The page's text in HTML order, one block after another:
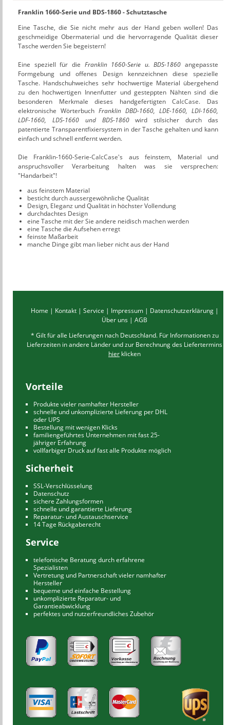
Franklin 1660-Serie und BDS-1860 - Schutztasche
Eine Tasche, die Sie nicht mehr aus der Hand geben wollen! Das
geschmeidige Obermaterial und die hervorragende Qualität dieser
Tasche werden Sie begeistern!
Eine speziell für die Franklin 1660-Serie u. BDS-1860 angepasste
Formgebung und offenes Design kennzeichnen diese spezielle
Tasche. Handschuhweiches sehr hochwertige Material übergehend
zu den hochwertigen Innenfutter und gesteppten Nähten sind die
besonderen Merkmale dieses handgefertigtenCalcCase. Das
elektronische Wörterbuch Franklin DBD-1660, LDE-1660, LDI-1660,
LDF-1660, LDS-1660 und BDS-1860wird stilsicher durch das
patentierte Transparentfixiersystem in der Tasche gehalten und kann
einfach und schnell entfernt werden.
Die Franklin-1660-Serie-CalcCase's aus feinstem, Material und
anspruchsvoller Verarbeitung halten was sie versprechen:
"Handarbeit"!
aus feinstem Material
besticht durch aussergewöhnliche Qualität
Design, Eleganz und Qualität in höchster Vollendung
durchdachtes Design
eine Tasche mit der Sie andere neidisch machen werden
eine Tasche die Aufsehen erregt
feinste Maßarbeit
manche Dinge gibt man lieber nicht aus der Hand
Home | Kontakt| Service | Impressum| Datenschutzerklärung|
Über uns | AGB
* Gilt für alle Lieferungen nach Deutschland. Für Informationen zu
Lieferzeiten in andere Länder und zur Berechnung des Liefertermins
hier klicken
Vorteile
Produkte vieler namhafter Hersteller
schnelle und unkomplizierte Lieferung per DHL
oder UPS
Bestellung mit wenigen Klicks
familiengeführtes Unternehmen mit fast 25-
jähriger Erfahrung
vollfarbiger Druck auf fast alle Produkte möglich
Sicherheit
SSL-Verschlüsselung
Datenschutz
sichere Zahlungsformen
schnelle und garantierte Lieferung
Reparatur- und Austauschservice
14 Tage Rückgaberecht
Service
telefonische Beratung durch erfahrene
Spezialisten
Vertretung und Partnerschaft vieler namhafter
Hersteller
bequeme und einfache Bestellung
unkomplizierte Reparatur- und
Garantieabwicklung
perfektes und nutzerfreundliches Zubehör